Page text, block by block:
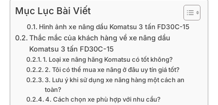
Mục Lục Bài Viết
Hình ảnh xe nâng dầu Komatsu 3 tấn FD30C-15
Thắc mắc của khách hàng về xe nâng dầu
Komatsu 3 tấn FD30C-15
1. Loại xe nâng hãng Komatsu có tốt không?
2. Tôi có thể mua xe nâng ở đâu uy tín giá tốt?
3. Lưu ý khi sử dụng xe nâng hàng một cách an
toàn?
4. Cách chọn xe phù hợp với nhu cầu?